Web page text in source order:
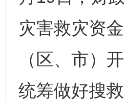
灾害救灾资
（区、市）
统筹做好搜